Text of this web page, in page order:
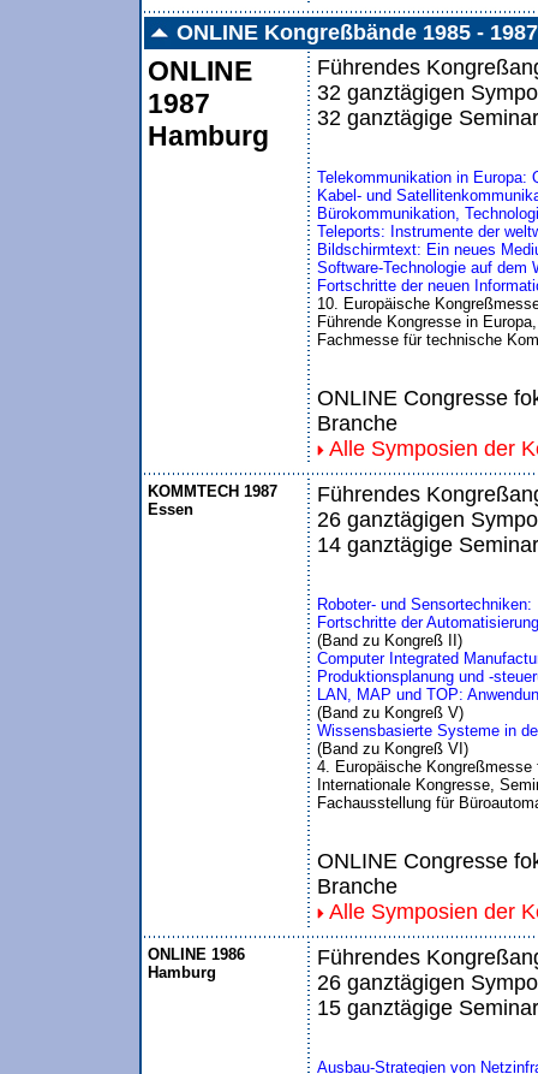
ONLINE Kongreßbände 1985 - 1987
ONLINE
1987
Hamburg
Führendes
32 ganztägigen
32 ganztägige
Telekommunikation in Europa:
Kabel- und
Bürokommunikation,
Teleports: Instrumente der
Bildschirmtext: Ein neues
Software-Technologie auf dem
Fortschritte der neuen
10. Europäische
Führende Kongresse in
Fachmesse für technische
ONLINE Congresse
Branche
Alle Symposien der
KOMMTECH 1987
Essen
Führendes
26 ganztägigen
14 ganztägige
Roboter- und
Fortschritte der
(Band zu Kongreß II)
Computer Integrated
Produktionsplanung und -
LAN, MAP und TOP:
(Band zu Kongreß V)
Wissensbasierte Systeme in
(Band zu Kongreß VI)
4. Europäische
Internationale Kongresse,
Fachausstellung für
ONLINE Congresse
Branche
Alle Symposien der
ONLINE 1986
Hamburg
Führendes
26 ganztägigen
15 ganztägige
Ausbau-Strategien von